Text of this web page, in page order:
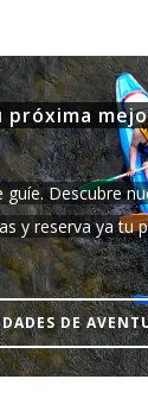
próxima
guíe. Descubre
y reserva ya tu
DE